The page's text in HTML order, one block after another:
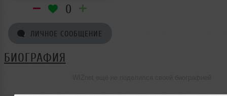
0
ЛИЧНОЕ СООБЩЕНИЕ
БИОГРАФИЯ